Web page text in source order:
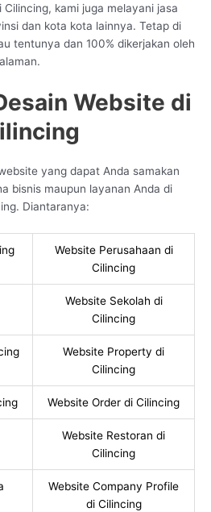
Cilincing, kami juga melayani jasa
dan kota kota lainnya. Tetap di
tentunya dan 100% dikerjakan oleh
Website di
yang dapat Anda samakan
bisnis maupun layanan Anda di
Diantaranya:
Website Perusahaan di
Cilincing
Website Sekolah di
Cilincing
Website Property di
Cilincing
Website Order di Cilincing
Website Restoran di
Cilincing
Website Company Profile
di Cilincing